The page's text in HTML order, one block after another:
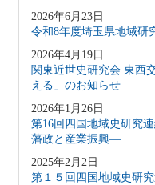
2026年6月23日
令和8年度埼玉県地域研
2026年4月19日
関東近世史研究会 東西
える」のお知らせ
2026年1月26日
第16回四国地域史研究
藩政と産業振興―
2025年2月2日
第１５回四国地域史研